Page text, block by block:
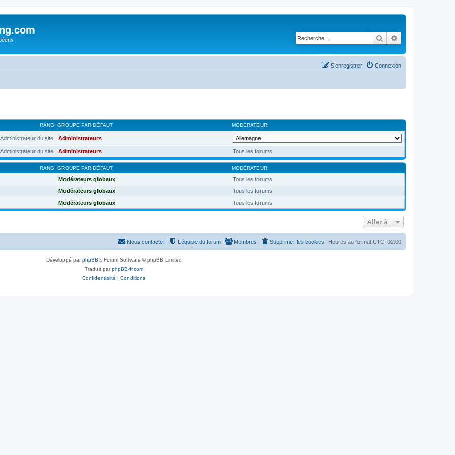
Rechercher
Connexion
S’enregistrer
RANG GROUPE PAR DÉFAUT MODÉRATEUR
Administrateur du site Administrateurs
Administrateur du site Administrateurs Tous les forums
RANG GROUPE PAR DÉFAUT MODÉRATEUR
Modérateurs globaux
Tous les forums
Modérateurs globaux
Tous les forums
Modérateurs globaux Tous les forums
Aller à
Heures au format UTC+02:00
Supprimer les cookies
Membres
L’équipe du forum
Nous contacter
Développé parphpBB® Forum Software © phpBB Limited
Traduit parphpBB-fr.com
Confidentialité | Conditions